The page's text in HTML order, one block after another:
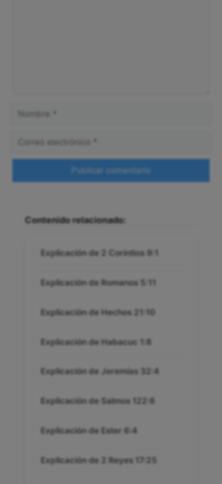
Contenido relacionado:
Explicación de 2 Corintios 9:1
Explicación de Romanos 5:11
Explicación de Hechos 21:10
Explicación de Habacuc 1:8
Explicación de Jeremías 32:4
Explicación de Salmos 122:6
Explicación de Ester 6:4
Explicación de 2 Reyes 17:25